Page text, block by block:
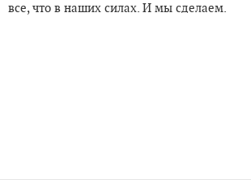
все, что в наших силах. И мы сделаем.